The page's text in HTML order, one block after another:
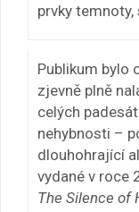
prvky
Publikum bylo
zjevně plně
celých
nehybnosti –
dlouhohrající
vydané v roce
The Silence of